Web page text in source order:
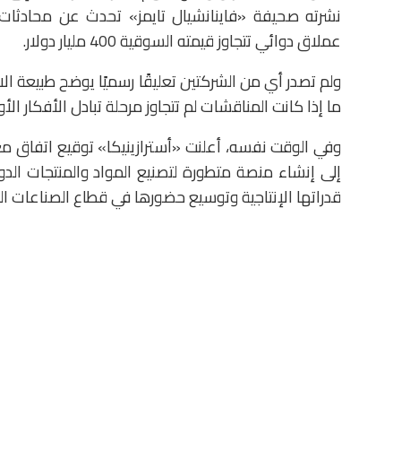
نشرته صحيفة «فاينانشيال تايمز» تحدث عن
عملاق دوائي تتجاوز قيمته السوقية 400 مليار دولار.
ولم تصدر أي من الشركتين تعليقًا رسميًا يوضح طبيعة
ما إذا كانت المناقشات لم تتجاوز مرحلة تبادل
وفي الوقت نفسه، أعلنت «أسترازينيكا» توقيع
إلى إنشاء منصة متطورة لتصنيع المواد والمنتجات
قدراتها الإنتاجية وتوسيع حضورها في قطاع الصناعات